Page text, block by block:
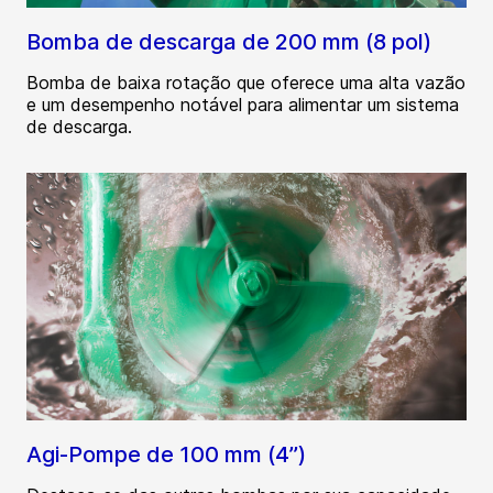
Bomba de descarga de 200 mm (8 pol)
Bomba de baixa rotação que oferece uma alta vazão
e um desempenho notável para alimentar um sistema
de descarga.
Agi-Pompe de 100 mm (4”)